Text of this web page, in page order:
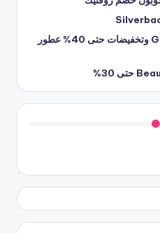
كود خصم قراس للعطور Grasse وتخفيضات حتى 40% عطور